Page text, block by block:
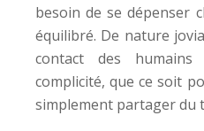
besoin de se dépenser
équilibré. De nature
contact des
complicité, que ce soit
simplement partager du